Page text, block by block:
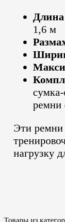
1,6 м
ремни
Эти ремни
нагрузку